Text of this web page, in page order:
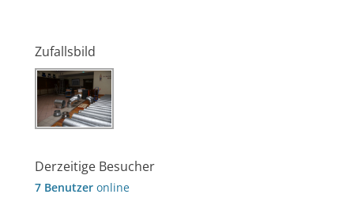
Zufallsbild
Derzeitige Besucher
7 Benutzer online